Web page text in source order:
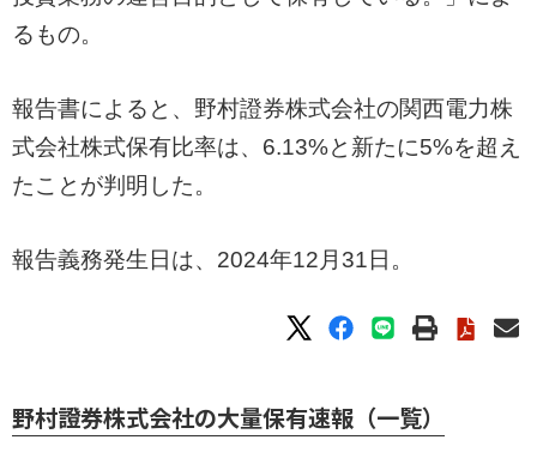
るもの。
報告書によると、野村證券株式会社の関西電力株
式会社株式保有比率は、6.13%と新たに5%を超え
たことが判明した。
報告義務発生日は、2024年12月31日。
野村證券株式会社の大量保有速報（一覧）